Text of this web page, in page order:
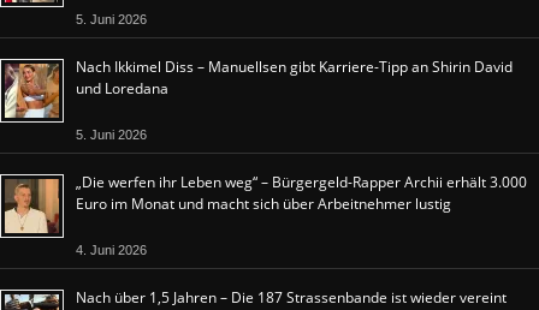
5. Juni 2026
Nach Ikkimel Diss – Manuellsen gibt Karriere-Tipp an Shirin David
und Loredana
5. Juni 2026
„Die werfen ihr Leben weg“ – Bürgergeld-Rapper Archii erhält 3.000
Euro im Monat und macht sich über Arbeitnehmer lustig
4. Juni 2026
Nach über 1,5 Jahren – Die 187 Strassenbande ist wieder vereint